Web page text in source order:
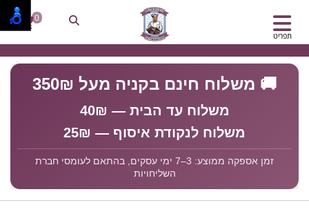
🚚 משלוח חינם בקניה מעל 350₪
משלוח עד הבית — 40₪
משלוח לנקודת איסוף — 25₪
זמן אספקה ממוצע: 3–7 ימי עסקים, בהתאם לעומסי חברת
השליחויות
תפריט
0